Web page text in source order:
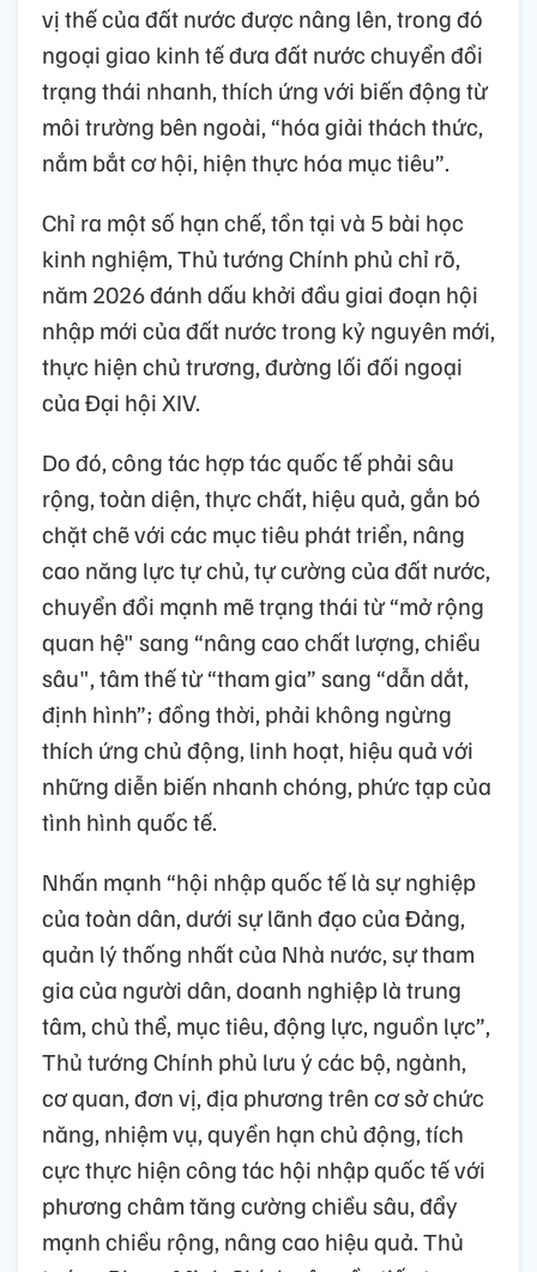
vị thế của đất nước được nâng lên, trong đó
ngoại giao kinh tế đưa đất nước chuyển đổi
trạng thái nhanh, thích ứng với biến động từ
môi trường bên ngoài, “hóa giải thách thức,
nắm bắt cơ hội, hiện thực hóa mục tiêu”.
Chỉ ra một số hạn chế, tồn tại và 5 bài học
kinh nghiệm, Thủ tướng Chính phủ chỉ rõ,
năm 2026 đánh dấu khởi đầu giai đoạn hội
nhập mới của đất nước trong kỷ nguyên mới,
thực hiện chủ trương, đường lối đối ngoại
của Đại hội XIV.
Do đó, công tác hợp tác quốc tế phải sâu
rộng, toàn diện, thực chất, hiệu quả, gắn bó
chặt chẽ với các mục tiêu phát triển, nâng
cao năng lực tự chủ, tự cường của đất nước,
chuyển đổi mạnh mẽ trạng thái từ “mở rộng
quan hệ" sang “nâng cao chất lượng, chiều
sâu", tâm thế từ “tham gia” sang “dẫn dắt,
định hình”; đồng thời, phải không ngừng
thích ứng chủ động, linh hoạt, hiệu quả với
những diễn biến nhanh chóng, phức tạp của
tình hình quốc tế.
Nhấn mạnh “hội nhập quốc tế là sự nghiệp
của toàn dân, dưới sự lãnh đạo của Đảng,
quản lý thống nhất của Nhà nước, sự tham
gia của người dân, doanh nghiệp là trung
tâm, chủ thể, mục tiêu, động lực, nguồn lực”,
Thủ tướng Chính phủ lưu ý các bộ, ngành,
cơ quan, đơn vị, địa phương trên cơ sở chức
năng, nhiệm vụ, quyền hạn chủ động, tích
cực thực hiện công tác hội nhập quốc tế với
phương châm tăng cường chiều sâu, đẩy
mạnh chiều rộng, nâng cao hiệu quả. Thủ